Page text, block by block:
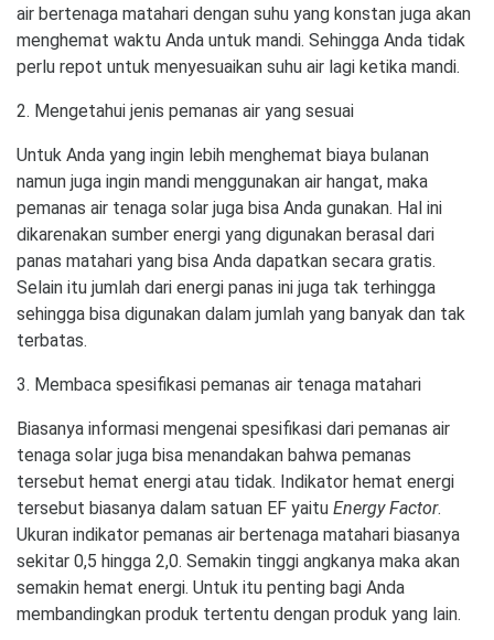
air bertenaga matahari dengan suhu yang konstan juga akan
menghemat waktu Anda untuk mandi. Sehingga Anda tidak
perlu repot untuk menyesuaikan suhu air lagi ketika mandi.
2. Mengetahui jenis pemanas air yang sesuai
Untuk Anda yang ingin lebih menghemat biaya bulanan
namun juga ingin mandi menggunakan air hangat, maka
pemanas air tenaga solar juga bisa Anda gunakan. Hal ini
dikarenakan sumber energi yang digunakan berasal dari
panas matahari yang bisa Anda dapatkan secara gratis.
Selain itu jumlah dari energi panas ini juga tak terhingga
sehingga bisa digunakan dalam jumlah yang banyak dan tak
terbatas.
3. Membaca spesifikasi pemanas air tenaga matahari
Biasanya informasi mengenai spesifikasi dari pemanas air
tenaga solar juga bisa menandakan bahwa pemanas
tersebut hemat energi atau tidak. Indikator hemat energi
tersebut biasanya dalam satuan EF yaitu Energy Factor.
Ukuran indikator pemanas air bertenaga matahari biasanya
sekitar 0,5 hingga 2,0. Semakin tinggi angkanya maka akan
semakin hemat energi. Untuk itu penting bagi Anda
membandingkan produk tertentu dengan produk yang lain.